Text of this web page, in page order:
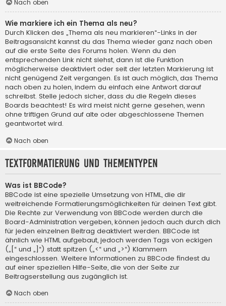
Nach oben
Wie markiere ich ein Thema als neu?
Durch Klicken des „Thema als neu markieren“-Links in der
Beitragsansicht kannst du das Thema wieder ganz nach oben
auf die erste Seite des Forums holen. Wenn du den
entsprechenden Link nicht siehst, dann ist die Funktion
möglicherweise deaktiviert oder seit der letzten Markierung ist
nicht genügend Zeit vergangen. Es ist auch möglich, das Thema
nach oben zu holen, indem du einfach eine Antwort darauf
schreibst. Stelle jedoch sicher, dass du die Regeln dieses
Boards beachtest! Es wird meist nicht gerne gesehen, wenn
ohne triftigen Grund auf alte oder abgeschlossene Themen
geantwortet wird.
Nach oben
Textformatierung und Thementypen
Was ist BBCode?
BBCode ist eine spezielle Umsetzung von HTML, die dir
weitreichende Formatierungsmöglichkeiten für deinen Text gibt.
Die Rechte zur Verwendung von BBCode werden durch die
Board-Administration vergeben, können jedoch auch durch dich
für jeden einzelnen Beitrag deaktiviert werden. BBCode ist
ähnlich wie HTML aufgebaut, jedoch werden Tags von eckigen
(„[“ und „]“) statt spitzen („<“ und „>“) Klammern
eingeschlossen. Weitere Informationen zu BBCode findest du
auf einer speziellen Hilfe-Seite, die von der Seite zur
Beitragserstellung aus zugänglich ist.
Nach oben